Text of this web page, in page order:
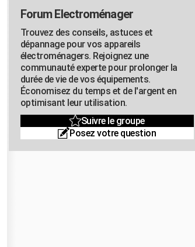
Forum Electroménager
Trouvez des conseils, astuces et
dépannage pour vos appareils
électroménagers. Rejoignez une
communauté experte pour prolonger la
durée de vie de vos équipements.
Économisez du temps et de l'argent en
optimisant leur utilisation.
Suivre le groupe
Posez votre question